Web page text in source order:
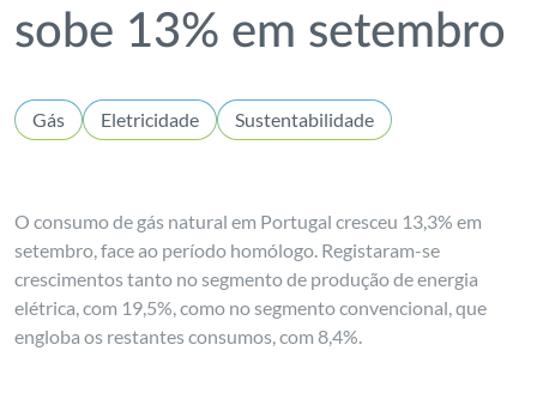
sobe 13% em setembro
Gás Eletricidade Sustentabilidade
O consumo de gás natural em Portugal cresceu 13,3% em
setembro, face ao período homólogo. Registaram-se
crescimentos tanto no segmento de produção de energia
elétrica, com 19,5%, como no segmento convencional, que
engloba os restantes consumos, com 8,4%.